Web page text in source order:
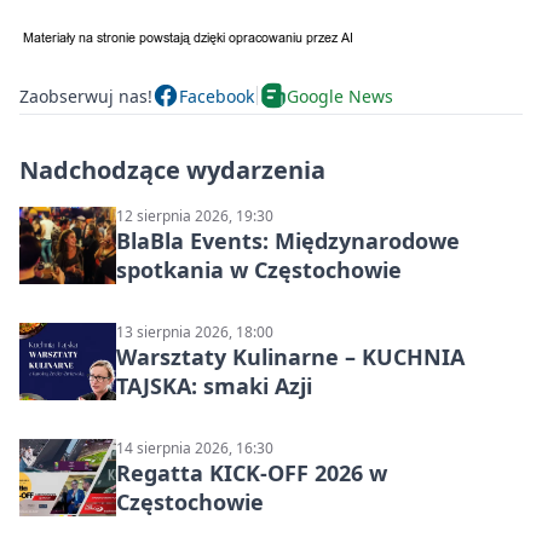
Zaobserwuj nas! Facebook Google News
Nadchodzące wydarzenia
12 sierpnia 2026, 19:30
BlaBla Events: Międzynarodowe
spotkania w Częstochowie
13 sierpnia 2026, 18:00
Warsztaty Kulinarne – KUCHNIA
TAJSKA: smaki Azji
14 sierpnia 2026, 16:30
Regatta KICK-OFF 2026 w
Częstochowie